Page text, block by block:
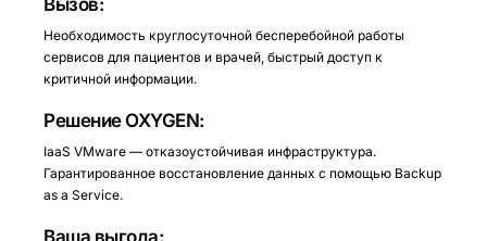
Необходимость круглосуточной бесперебойной работы
сервисов для пациентов и врачей, быстрый доступ к
критичной информации.
Решение OXYGEN:
IaaS VMware — отказоустойчивая инфраструктура.
Гарантированное восстановление данных с помощью Backup
as a Service.
Ваша выгода: